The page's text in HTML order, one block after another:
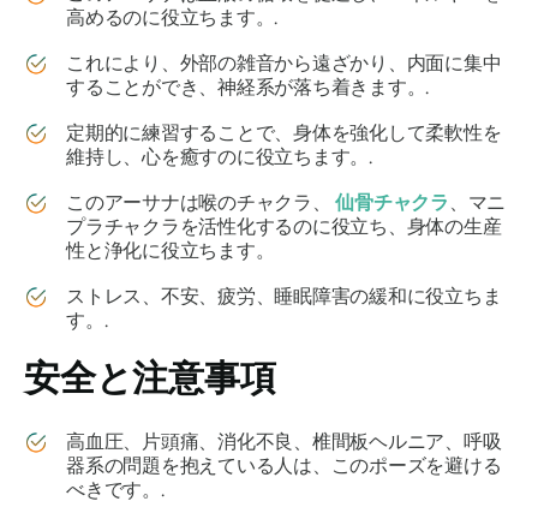
高めるのに役立ちます。.
これにより、外部の雑音から遠ざかり、内面に集中
することができ、神経系が落ち着きます。.
定期的に練習することで、身体を強化して柔軟性を
維持し、心を癒すのに役立ちます。.
このアーサナは喉のチャクラ、仙骨チャクラ 、マニ
プラチャクラを活性化するのに役立ち、身体の生産
性と浄化に役立ちます。
ストレス、不安、疲労、睡眠障害の緩和に役立ちま
す。.
安全と注意事項
高血圧、片頭痛、消化不良、椎間板ヘルニア、呼吸
器系の問題を抱えている人は、このポーズを避ける
べきです。.